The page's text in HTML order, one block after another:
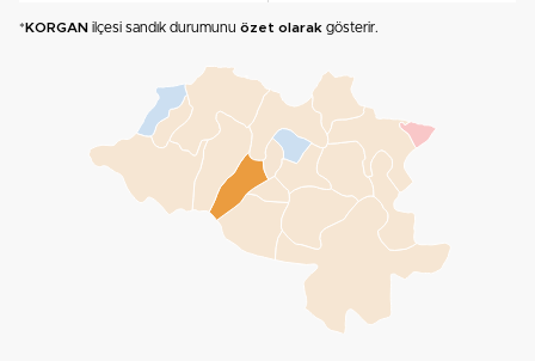
*KORGAN ilçesi sandık durumunu özet olarak gösterir.